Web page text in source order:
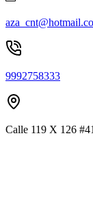
9992758333
Calle 119 X 126